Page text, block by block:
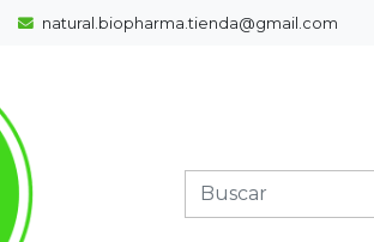
natural.biopharma.tienda@gmail.com